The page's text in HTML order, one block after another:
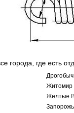
города, где есть
Дрогобыч
Житомир
Желтые